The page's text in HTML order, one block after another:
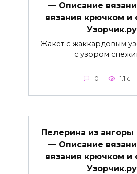
— Описание
вязания крючком и
Узорчик.ру
Жакет с жаккардовым
с узором
0 1.1к.
Пелерина из ангоры
— Описание
вязания крючком и
Узорчик.ру